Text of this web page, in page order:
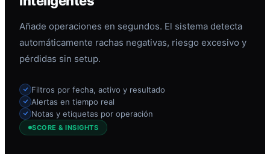
Añade operaciones en segundos. El sistema detecta
automáticamente rachas negativas, riesgo excesivo y
pérdidas sin setup.
Filtros por fecha, activo y resultado
Alertas en tiempo real
Notas y etiquetas por operación
SCORE & INSIGHTS